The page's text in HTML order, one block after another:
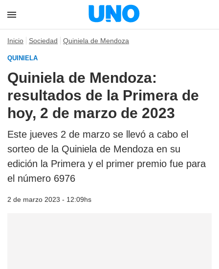
Inicio Sociedad Quiniela de Mendoza
QUINIELA
Quiniela de Mendoza:
resultados de la Primera de
hoy, 2 de marzo de 2023
Este jueves 2 de marzo se llevó a cabo el
sorteo de la Quiniela de Mendoza en su
edición la Primera y el primer premio fue para
el número 6976
2 de marzo 2023 - 12:09hs